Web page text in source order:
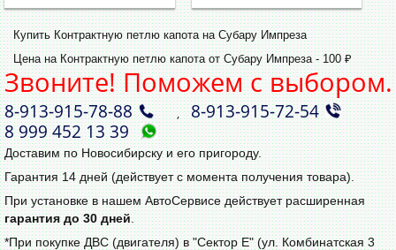
Купить Контрактную петлю капота на Субару Импреза
Цена на Контрактную петлю капота от Субару Импреза - 100 ₽
Звоните! Поможем с выбором.
8‑913‑915‑78‑88 ,8‑913‑915‑72‑54
8 999 452 13 39
Доставим по Новосибирску и его пригороду.
Гарантия 14 дней (действует с момента получения товара).
При установке в нашем АвтоСервисе действует расширенная
гарантия до 30 дней.
*При покупке ДВС (двигателя) в "Сектор Е" (ул. Комбинатская 3